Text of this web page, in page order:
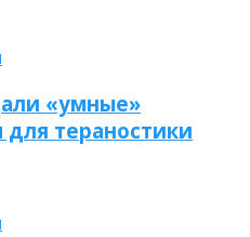
«умные»
тераностики